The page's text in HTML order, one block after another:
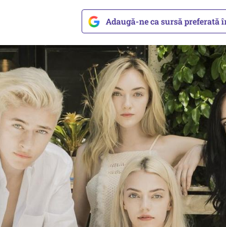
Adaugă-ne ca sursă preferată